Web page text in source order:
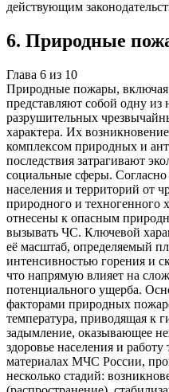
действующим
6. Природные
Глава 6 из 10
Природные пожары,
представляют собой одну из
разрушительных
характера. Их
комплексом природных и
последствия затрагивают
социальные сферы.
населения и территорий от
природного и техногенного
отнесены к опасным
вызывать ЧС. Ключевой
её масштаб, определяемый
интенсивностью горения и
что напрямую влияет на
потенциального ущерба.
факторами природных
температура, приводящая к
задымление, оказывающее
здоровье населения и
материалах МЧС России,
несколько стадий: